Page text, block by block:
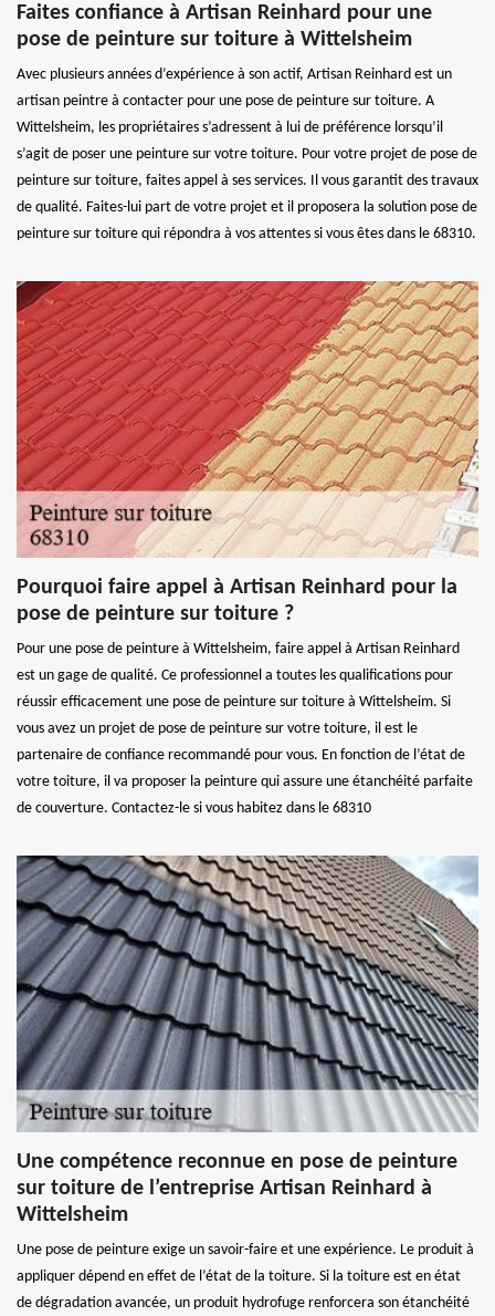
Faites confiance à Artisan Reinhard pour une
pose de peinture sur toiture à Wittelsheim
Avec plusieurs années d’expérience à son actif, Artisan Reinhard est un
artisan peintre à contacter pour une pose de peinture sur toiture. A
Wittelsheim, les propriétaires s’adressent à lui de préférence lorsqu’il
s’agit de poser une peinture sur votre toiture. Pour votre projet de pose de
peinture sur toiture, faites appel à ses services. Il vous garantit des travaux
de qualité. Faites-lui part de votre projet et il proposera la solution pose de
peinture sur toiture qui répondra à vos attentes si vous êtes dans le 68310.
Pourquoi faire appel à Artisan Reinhard pour la
pose de peinture sur toiture ?
Pour une pose de peinture à Wittelsheim, faire appel à Artisan Reinhard
est un gage de qualité. Ce professionnel a toutes les qualifications pour
réussir efficacement une pose de peinture sur toiture à Wittelsheim. Si
vous avez un projet de pose de peinture sur votre toiture, il est le
partenaire de confiance recommandé pour vous. En fonction de l’état de
votre toiture, il va proposer la peinture qui assure une étanchéité parfaite
de couverture. Contactez-le si vous habitez dans le 68310
Une compétence reconnue en pose de peinture
sur toiture de l’entreprise Artisan Reinhard à
Wittelsheim
Une pose de peinture exige un savoir-faire et une expérience. Le produit à
appliquer dépend en effet de l’état de la toiture. Si la toiture est en état
de dégradation avancée, un produit hydrofuge renforcera son étanchéité